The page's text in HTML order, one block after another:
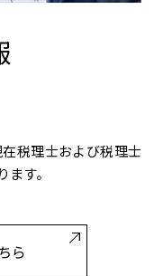
税理士および税理士
す。
ら